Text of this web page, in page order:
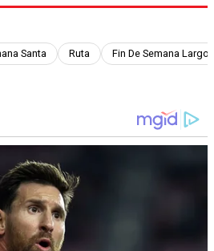
Santa Ruta Fin De Semana Largo